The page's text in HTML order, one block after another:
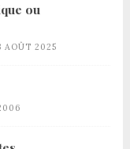
ou
AOÛT 2025